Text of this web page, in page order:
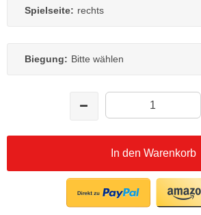
Spielseite: rechts
Biegung: Bitte wählen
In den Warenkorb